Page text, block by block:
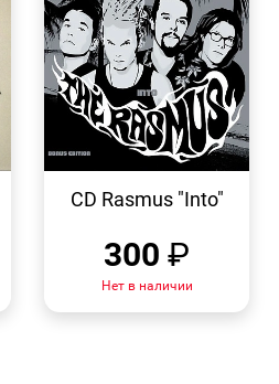
ПРОСМОТР
CD Rasmus "Into"
300 ₽
Нет в наличии